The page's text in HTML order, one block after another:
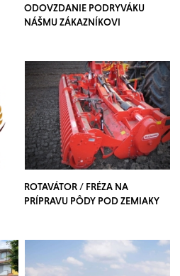
ODOVZDANIE PODRYVÁKU
NÁŠMU ZÁKAZNÍKOVI
ROTAVÁTOR / FRÉZA NA
PRÍPRAVU PÔDY POD ZEMIAKY